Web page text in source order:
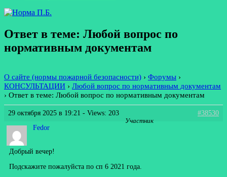
Ответ в теме: Любой вопрос по
нормативным документам
О сайте (нормы пожарной безопасности) › Форумы ›
КОНСУЛЬТАЦИИ › Любой вопрос по нормативным документам
› Ответ в теме: Любой вопрос по нормативным документам
29 октября 2025 в 19:21 - Views: 203
#38530
Fedor
Участник
Добрый вечер!
Подскажите пожалуйста по сп 6 2021 года.